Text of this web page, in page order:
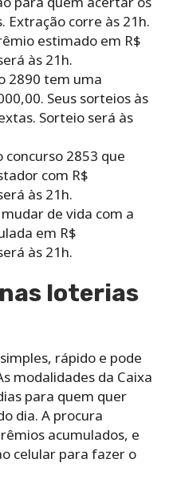
Extração corre às 21h.
estimado em R$
às 21h.
2890 tem uma
Seus sorteios às
Sorteio será às
2853 que
com R$
às 21h.
de vida com a
em R$
às 21h.
loterias
rápido e pode
modalidades da Caixa
para quem quer
dia. A procura
acumulados, e
celular para fazer o